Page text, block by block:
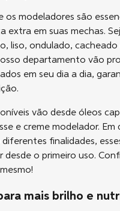
os modeladores são
extra em suas mechas.
liso, ondulado, cacheado
departamento vão
em seu dia a dia,
vão desde óleos
e creme modelador. Em
finalidades,
o primeiro uso.
mais brilho e